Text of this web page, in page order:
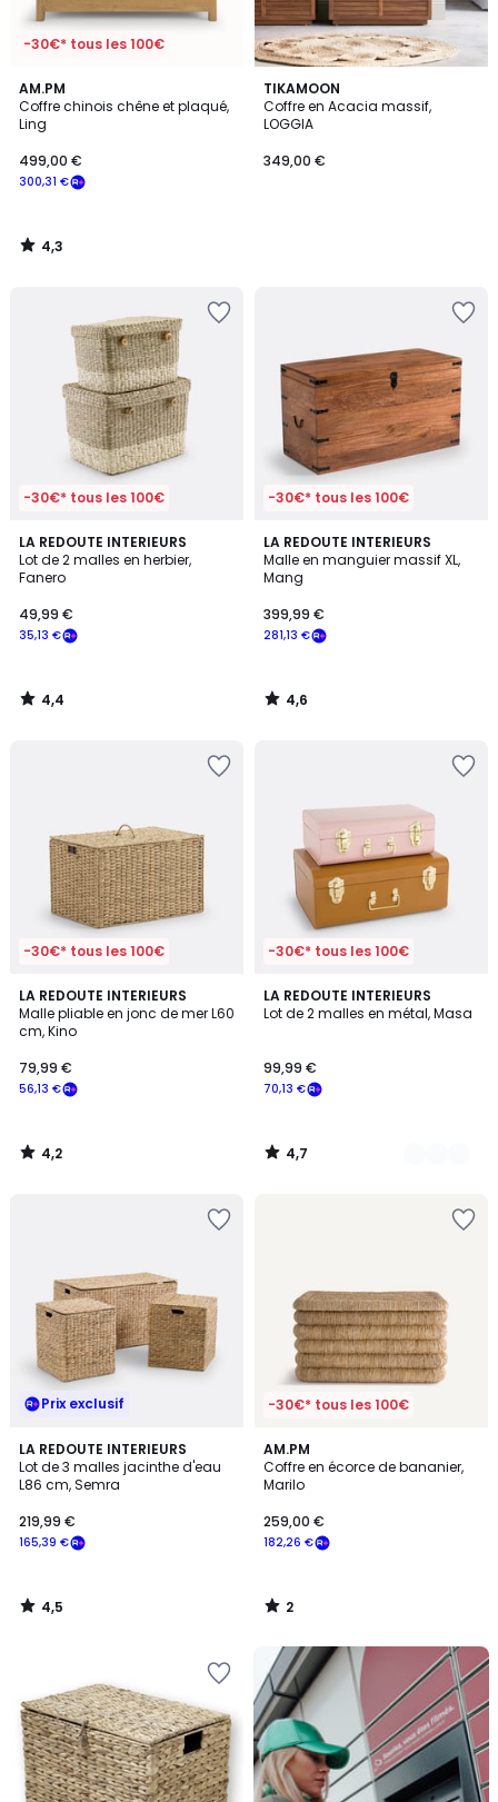
-30€* tous les 100€
AM.PM
Coffre chinois chêne et plaqué,
Ling
300,31 €
499,00 €
4,3
/ 5
4,3
/
TIKAMOON
Coffre en Acacia massif,
LOGGIA
349,00 €
-30€* tous les 100€
LA REDOUTE INTERIEURS
Lot de 2 malles en herbier,
Fanero
35,13 €
49,99 €
4,4
/ 5
4,4
/
-30€* tous les 100€
LA REDOUTE INTERIEURS
Malle en manguier massif XL,
Mang
281,13 €
399,99 €
4,6
/ 5
4,6
/
-30€* tous les 100€
LA REDOUTE INTERIEURS
Malle pliable en jonc de mer L60
cm, Kino
56,13 €
79,99 €
4,2
/ 5
4,2
/
-30€* tous les 100€
LA REDOUTE INTERIEURS
Lot de 2 malles en métal, Masa
70,13 €
99,99 €
4,7
/ 5
2
Couleurs
4,7
/
Prix exclusif
LA REDOUTE INTERIEURS
Lot de 3 malles jacinthe d'eau
L86 cm, Semra
165,39 €
219,99 €
4,5
/ 5
4,5
/
-30€* tous les 100€
AM.PM
Coffre en écorce de bananier,
Marilo
182,26 €
259,00 €
2
/
5
2
/
Nouveau
Livraison
en
Locker
Mondial
Relay